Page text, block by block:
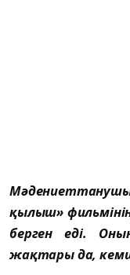
қылыш»
берген еді.
жақтары да,